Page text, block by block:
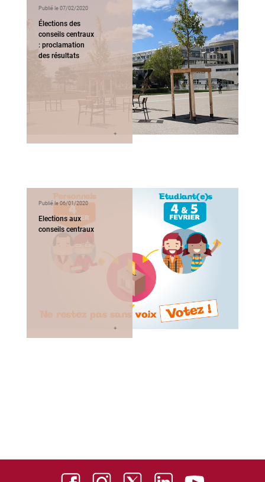
Publié le 07/02/2020
Élections des
conseils centraux
: proclamation
des résultats
Publié le 06/01/2020
Elections aux
conseils centraux